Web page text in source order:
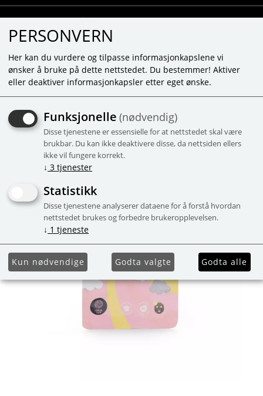
ANSIKTSMASK "DETOX "
Rengörande ansiktsmask
Campaign -52%
PERSONVERN
Her kan du vurdere og tilpasse informasjonkapslene vi
ønsker å bruke på dette nettstedet. Du bestemmer! Aktiver
eller deaktiver informasjonkapsler etter eget ønske.
Funksjonelle (nødvendig)
Disse tjenestene er essensielle for at nettstedet skal være
brukbar. Du kan ikke deaktivere disse, da nettsiden ellers
ikke vil fungere korrekt.
↓ 3 tjenester
Statistikk
Disse tjenestene analyserer dataene for å forstå hvordan
nettstedet brukes og forbedre brukeropplevelsen.
↓ 1 tjeneste
Kun nødvendige Godta valgte Godta alle